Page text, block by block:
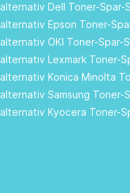
alternativ Dell Toner-Spar-
alternativ Epson Toner-
alternativ OKI Toner-Spar-
alternativ Lexmark Toner-
alternativ Konica Minolta
alternativ Samsung Toner-
alternativ Kyocera Toner-